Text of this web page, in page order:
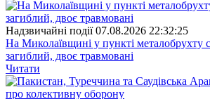
Надзвичайні події 07.08.2026 22:32:25
На Миколаївщині у пункті металобрухту
загиблий, двоє травмовані
Читати